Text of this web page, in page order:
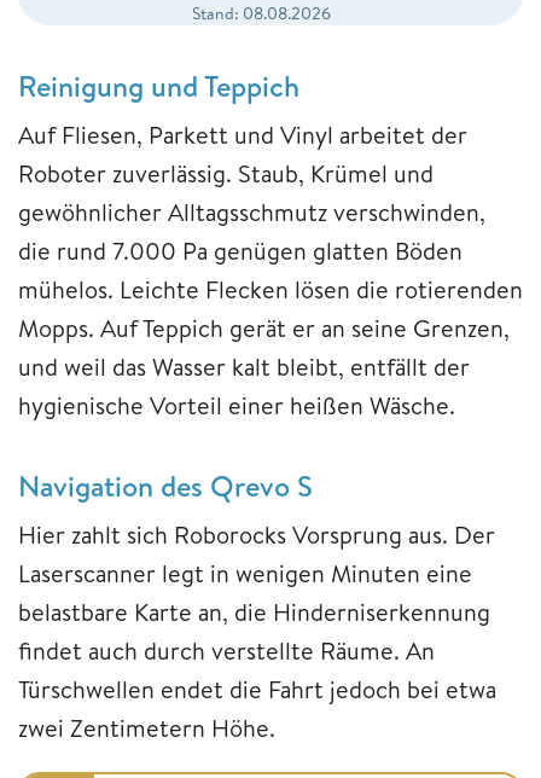
Stand: 08.08.2026
Reinigung und Teppich
Auf Fliesen, Parkett und Vinyl arbeitet der
Roboter zuverlässig. Staub, Krümel und
gewöhnlicher Alltagsschmutz verschwinden,
die rund 7.000 Pa genügen glatten Böden
mühelos. Leichte Flecken lösen die rotierenden
Mopps. Auf Teppich gerät er an seine Grenzen,
und weil das Wasser kalt bleibt, entfällt der
hygienische Vorteil einer heißen Wäsche.
Navigation des Qrevo S
Hier zahlt sich Roborocks Vorsprung aus. Der
Laserscanner legt in wenigen Minuten eine
belastbare Karte an, die Hinderniserkennung
findet auch durch verstellte Räume. An
Türschwellen endet die Fahrt jedoch bei etwa
zwei Zentimetern Höhe.